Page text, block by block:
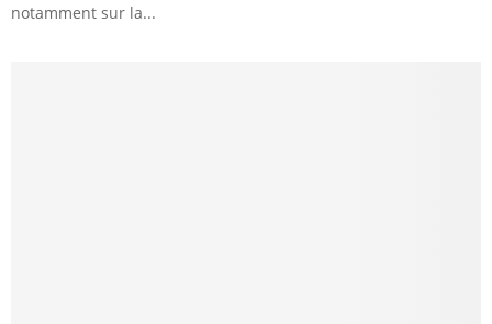
notamment sur la...